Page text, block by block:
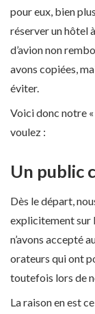
pour eux, bien
réserver un hôtel
d’avion non
avons copiées,
éviter.
Voici donc notre
voulez :
Un public
Dès le départ,
explicitement sur
n’avons accepté
orateurs qui ont
toutefois lors de
La raison en est